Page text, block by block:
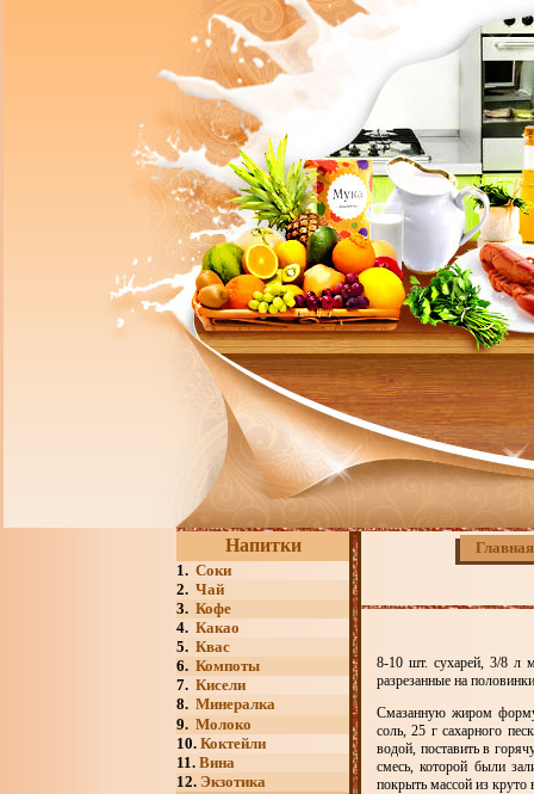
Напитки
1. Соки
2. Чай
3. Кофе
4. Какао
5. Квас
6. Компоты
7. Кисели
8. Минералка
9. Молоко
10. Коктейли
11. Вина
12. Экзотика
Главная
8-10 шт. сухарей, 3/8 л
разрезанные на
Смазанную жиром форму
соль, 25 г сахарного
водой, поставить в
смесь, которой были
покрыть массой из